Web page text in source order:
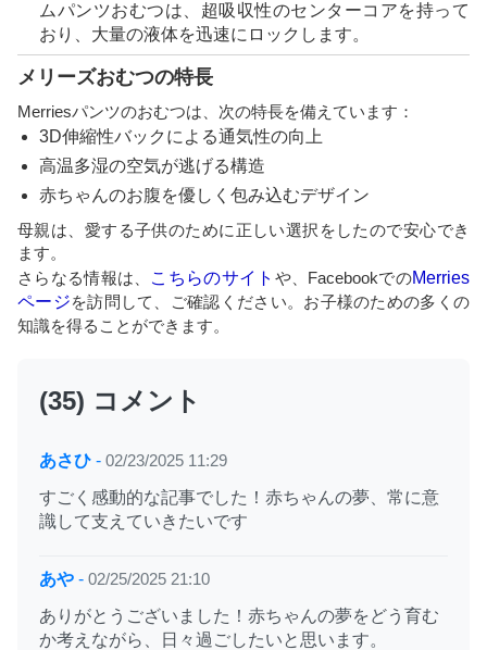
ムパンツおむつは、超吸収性のセンターコアを持って
おり、大量の液体を迅速にロックします。
メリーズおむつの特長
Merriesパンツのおむつは、次の特長を備えています：
3D伸縮性バックによる通気性の向上
高温多湿の空気が逃げる構造
赤ちゃんのお腹を優しく包み込むデザイン
母親は、愛する子供のために正しい選択をしたので安心でき
ます。
さらなる情報は、 こちらのサイト や、FacebookでのMerries
ページを訪問して、ご確認ください。お子様のための多くの
知識を得ることができます。
(35) コメント
あさひ - 02/23/2025 11:29
すごく感動的な記事でした！赤ちゃんの夢、常に意
識して支えていきたいです
あや - 02/25/2025 21:10
ありがとうございました！赤ちゃんの夢をどう育む
か考えながら、日々過ごしたいと思います。